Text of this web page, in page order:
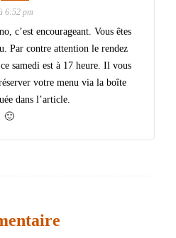
6:52 pm
c’est encourageant. Vous êtes
Par contre attention le rendez
samedi est à 17 heure. Il vous
votre menu via la boîte
dans l’article.
🙂